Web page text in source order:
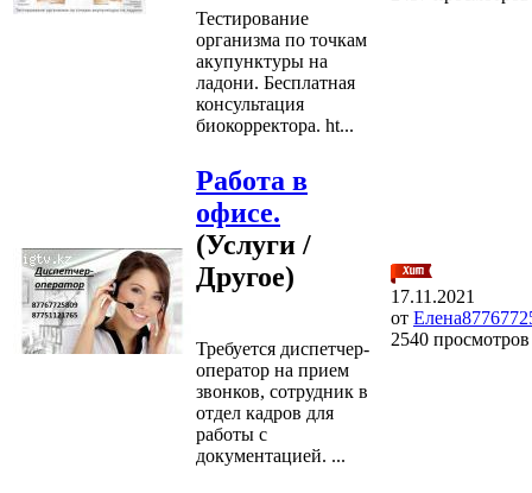
Тестирование
организма по точкам
акупунктуры на
ладони. Бесплатная
консультация
биокорректора. ht...
Работа в
офисе.
(Услуги /
Другое)
Требуется диспетчер-
оператор на прием
звонков, сотрудник в
отдел кадров для
работы с
документацией. ...
17.11.2021
от
2540 просмотров